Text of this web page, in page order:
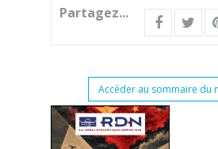
Partagez...
Accéder au sommaire du